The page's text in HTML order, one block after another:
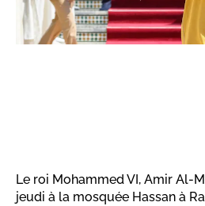
Le roi Mohammed VI, Amir Al-
jeudi à la mosquée Hassan à